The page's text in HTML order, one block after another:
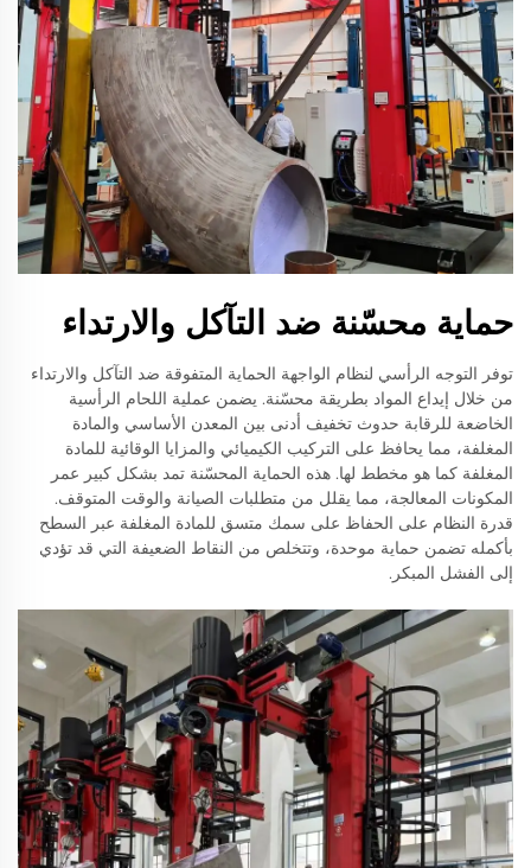
حماية محسّنة ضد التآكل والارتداء
توفر التوجه الرأسي لنظام الواجهة الحماية المتفوقة ضد التآكل والارتداء
من خلال إيداع المواد بطريقة محسّنة. يضمن عملية اللحام الرأسية
الخاضعة للرقابة حدوث تخفيف أدنى بين المعدن الأساسي والمادة
المغلفة، مما يحافظ على التركيب الكيميائي والمزايا الوقائية للمادة
المغلفة كما هو مخطط لها. هذه الحماية المحسّنة تمد بشكل كبير عمر
المكونات المعالجة، مما يقلل من متطلبات الصيانة والوقت المتوقف.
قدرة النظام على الحفاظ على سمك متسق للمادة المغلفة عبر السطح
بأكمله تضمن حماية موحدة، وتتخلص من النقاط الضعيفة التي قد تؤدي
إلى الفشل المبكر.